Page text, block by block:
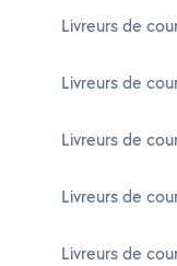
Livreurs de
Livreurs de
Livreurs de
Livreurs de
Livreurs de